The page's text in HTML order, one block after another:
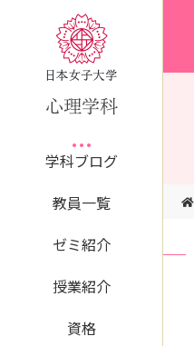
学科ブログ
教員一覧
ゼミ紹介
授業紹介
資格